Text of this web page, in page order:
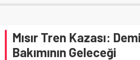
Mısır Tren Kazası:
Bakımının Geleceği